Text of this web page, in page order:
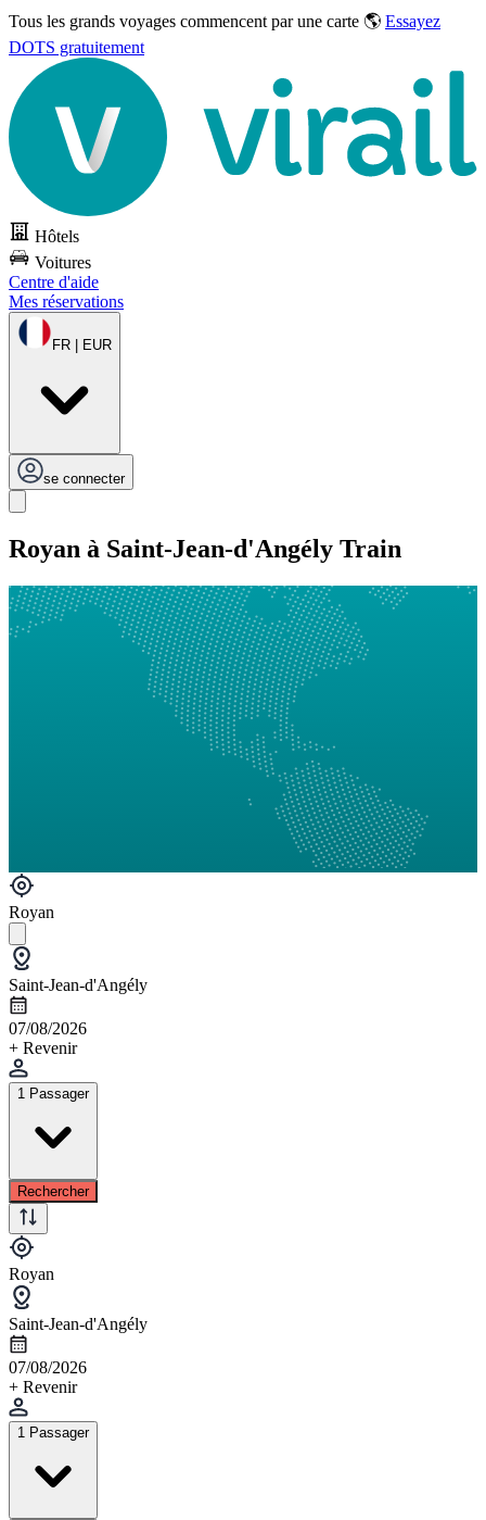
Tous les grands voyages commencent par une carte 🌎 Essayez
DOTS gratuitement
Hôtels
Voitures
Centre d'aide
Mes réservations
FR | EUR
se connecter
Royan à Saint-Jean-d'Angély Train
Royan
Saint-Jean-d'Angély
07/08/2026
+ Revenir
1 Passager
Rechercher
Royan
Saint-Jean-d'Angély
07/08/2026
+ Revenir
1 Passager